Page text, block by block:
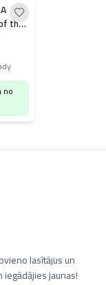
the
no
lasītājus un
jaunas!